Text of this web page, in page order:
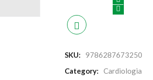
SKU:
9786287673250
Category:
Cardiologia